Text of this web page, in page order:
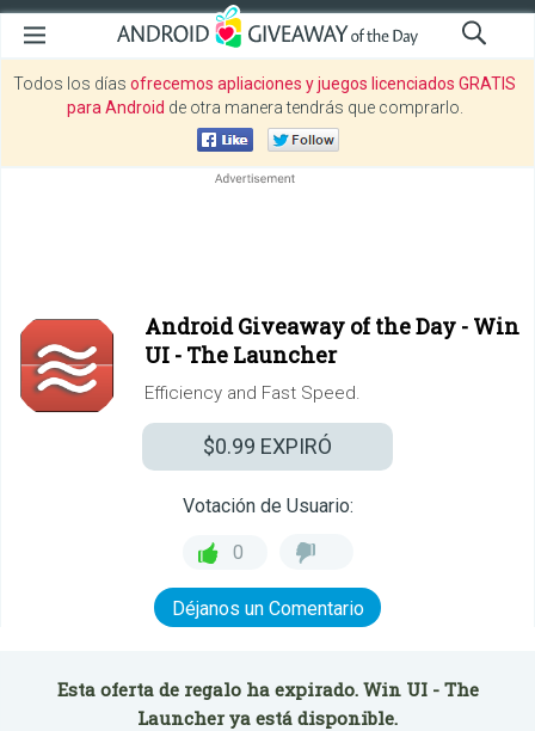
Todos los días ofrecemos apliaciones y juegos licenciados GRATIS
para Android de otra manera tendrás que comprarlo.
Android Giveaway of the Day - Win
UI - The Launcher
Efficiency and Fast Speed.
$0.99 EXPIRÓ
Votación de Usuario:
0
Déjanos un Comentario
Esta oferta de regalo ha expirado. Win UI - The
Launcher ya está disponible.